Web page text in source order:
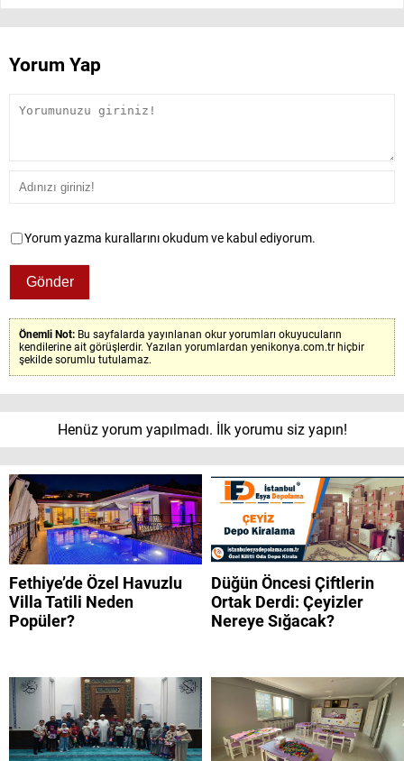
Yorum Yap
Yorum yazma kurallarını okudum ve kabul ediyorum.
Önemli Not: Bu sayfalarda yayınlanan okur yorumları okuyucuların
kendilerine ait görüşlerdir. Yazılan yorumlardan yenikonya.com.tr hiçbir
şekilde sorumlu tutulamaz.
Henüz yorum yapılmadı. İlk yorumu siz yapın!
Fethiye’de Özel Havuzlu
Villa Tatili Neden
Popüler?
Düğün Öncesi Çiftlerin
Ortak Derdi: Çeyizler
Nereye Sığacak?